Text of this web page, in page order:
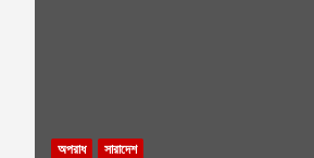
অপরাধ সারাদেশ